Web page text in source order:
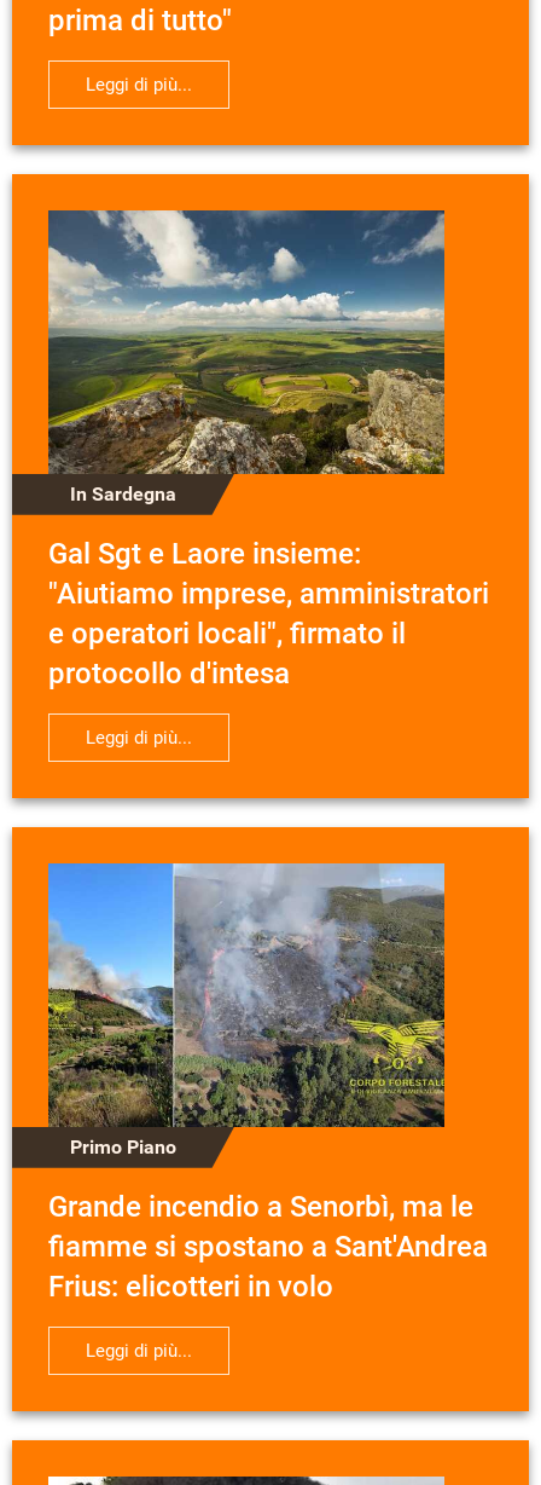
prima di tutto"
Leggi di più...
In Sardegna
Gal Sgt e Laore insieme:
"Aiutiamo imprese, amministratori
e operatori locali", firmato il
protocollo d'intesa
Leggi di più...
Primo Piano
Grande incendio a Senorbì, ma le
fiamme si spostano a Sant'Andrea
Frius: elicotteri in volo
Leggi di più...